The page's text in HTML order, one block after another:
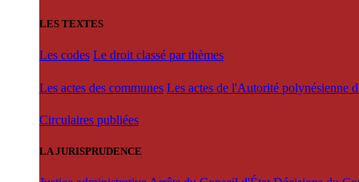
LES TEXTES
Les codes Le droit classé par thèmes
Les actes des communes Les actes de l'Autorité polynésienne
Circulaires publiées
LA JURISPRUDENCE